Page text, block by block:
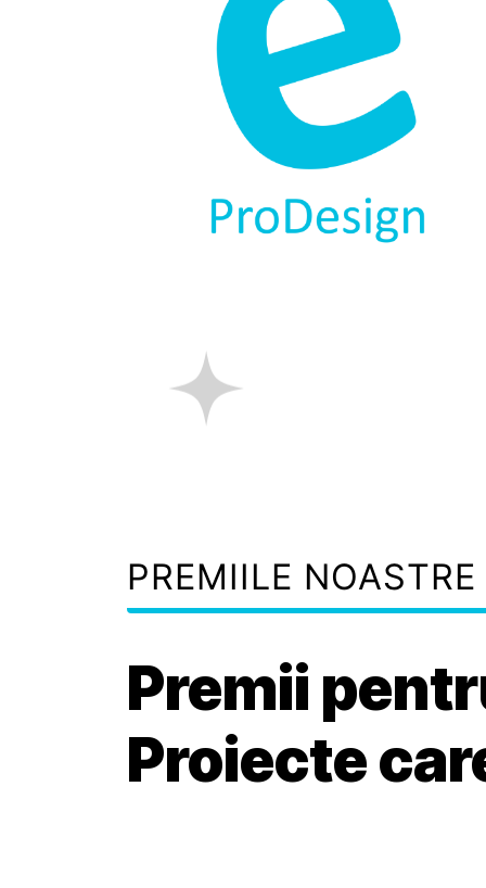
ne-a întrecut
cu căldură.”
PREMIILE NOASTRE
Premii
Proiecte